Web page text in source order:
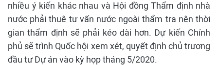
nhiều ý kiến khác nhau và Hội đồng Thẩm định nhà
nước phải thuê tư vấn nước ngoài thẩm tra nên thời
gian thẩm định sẽ phải kéo dài hơn. Dự kiến Chính
phủ sẽ trình Quốc hội xem xét, quyết định chủ trương
đầu tư Dự án vào kỳ họp tháng 5/2020.